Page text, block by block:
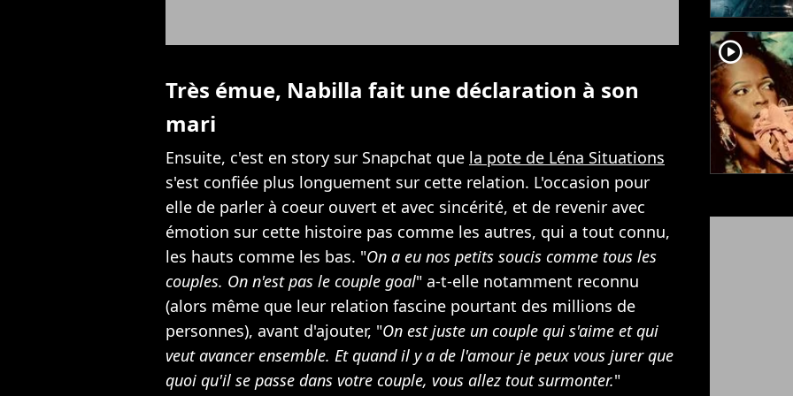
Très émue, Nabilla fait une déclaration à son
mari
Ensuite, c'est en story sur Snapchat que la pote de Léna Situations
s'est confiée plus longuement sur cette relation. L'occasion pour
elle de parler à coeur ouvert et avec sincérité, et de revenir avec
émotion sur cette histoire pas comme les autres, qui a tout connu,
les hauts comme les bas. "On a eu nos petits soucis comme tous les
couples. On n'est pas le couple goal" a-t-elle notamment reconnu
(alors même que leur relation fascine pourtant des millions de
personnes), avant d'ajouter, "On est juste un couple qui s'aime et qui
veut avancer ensemble. Et quand il y a de l'amour je peux vous jurer que
quoi qu'il se passe dans votre couple, vous allez tout surmonter."
player2